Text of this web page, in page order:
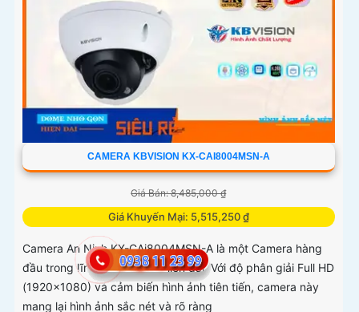
CAMERA KBVISION KX-CAI8004MSN-A
Giá Bán: 8,485,000 ₫
Giá Khuyến Mại: 5,515,250 ₫
Camera An Ninh KX-CAi8004MSN-A là một Camera hàng
đầu trong lĩnh vực an ninh hiện đại. Với độ phân giải Full HD
(1920x1080) và cảm biến hình ảnh tiên tiến, camera này
mang lại hình ảnh sắc nét và rõ ràng